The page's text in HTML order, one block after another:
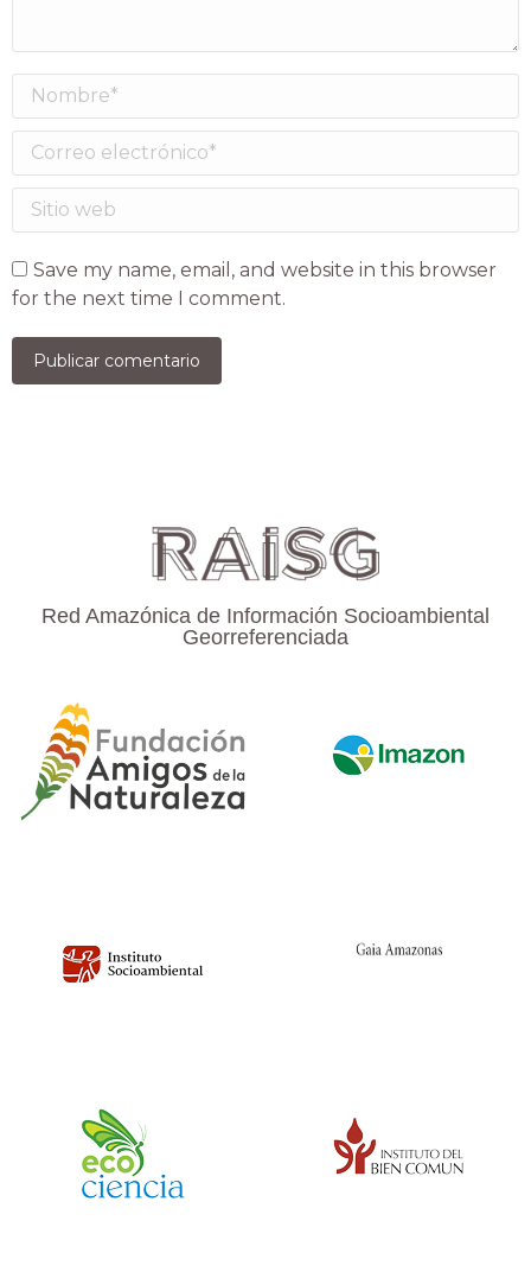
Nombre *
Correo electrónico *
Sitio web
Save my name, email, and website in this browser
for the next time I comment.
Publicar comentario
Red Amazónica de Información Socioambiental
Georreferenciada